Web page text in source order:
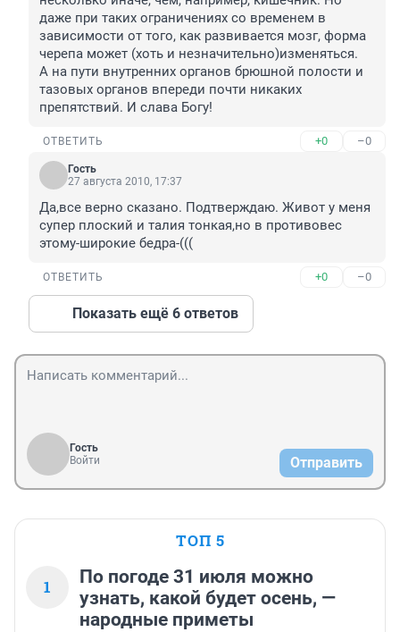
даже при таких ограничениях со временем в
зависимости от того, как развивается мозг, форма
черепа может (хоть и незначительно)изменяться.
А на пути внутренних органов брюшной полости и
тазовых органов впереди почти никаких
ОТВЕТИТЬ +0 –0
Гость
27 августа 2010, 17:37
Да,все верно сказано. Подтверждаю. Живот у меня
супер плоский и талия тонкая,но в противовес
этому-широкие бедра-(((
ОТВЕТИТЬ +0 –0
Показать ещё 6 ответов
Гость
Войти
Отправить
ТОП 5
1
По погоде 31 июля можно
узнать, какой будет осень, —
народные приметы